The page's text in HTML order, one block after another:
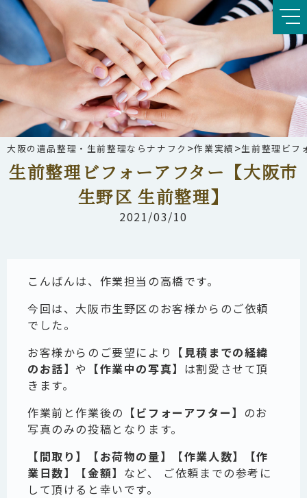
大阪の遺品整理・生前整理ならナナフク >作業実績 >生前整理ビフ
生前整理ビフォーアフター【大阪市
生野区 生前整理】
2021/03/10
こんばんは、作業担当の高橋です。
今回は、大阪市生野区のお客様からのご依頼
でした。
お客様からのご要望により 【見積までの経緯
のお話】や 【作業中の写真】 は割愛させて頂
きます。
作業前と作業後の 【ビフォーアフター】 のお
写真のみの投稿となります。
【間取り】【お荷物の量】【作業人数】【作
業日数】【金額】 など、 ご依頼までの参考に
して頂けると幸いです。